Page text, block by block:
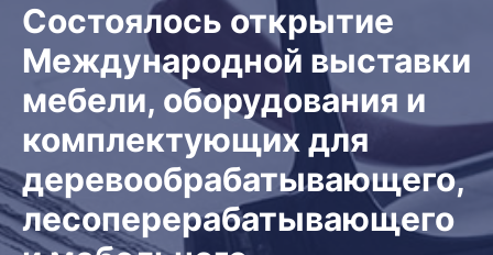
Состоялось открытие
Международной выставки
мебели, оборудования и
комплектующих для
деревообрабатывающего,
лесоперерабатывающего